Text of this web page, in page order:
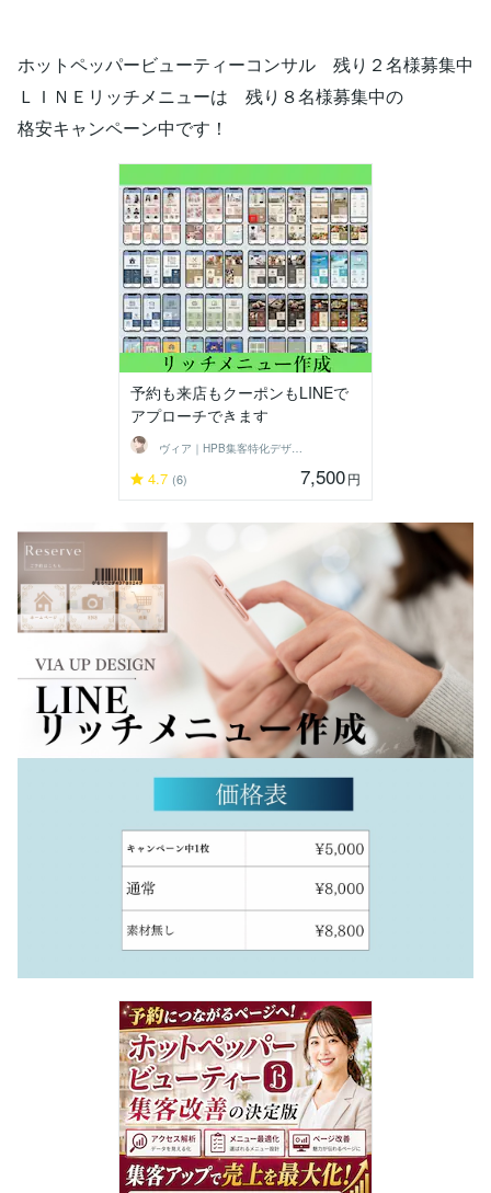
ホットペッパービューティーコンサル 残り２名様募集中
ＬＩＮＥリッチメニューは 残り８名様募集中の
格安キャンペーン中です！
予約も来店もクーポンもLINEで
アプローチできます
ヴィア｜HPB集客特化デザイナー
4.7 (6) 7,500円